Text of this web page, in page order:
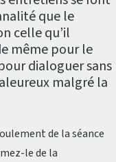
que le
celle qu’il
même pour le
dialoguer sans
malgré la
de la séance
le de la